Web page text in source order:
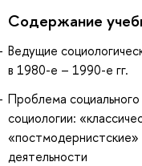
Содержание
Ведущие
в 1980-е – 1990-е гг.
Проблема
социологии:
деятельности